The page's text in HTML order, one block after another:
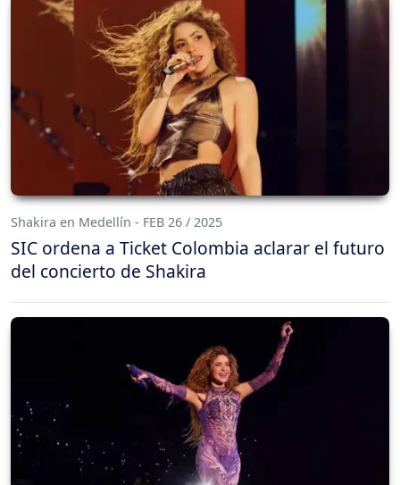
Shakira en Medellín - FEB 26 / 2025
SIC ordena a Ticket Colombia aclarar el futuro
del concierto de Shakira